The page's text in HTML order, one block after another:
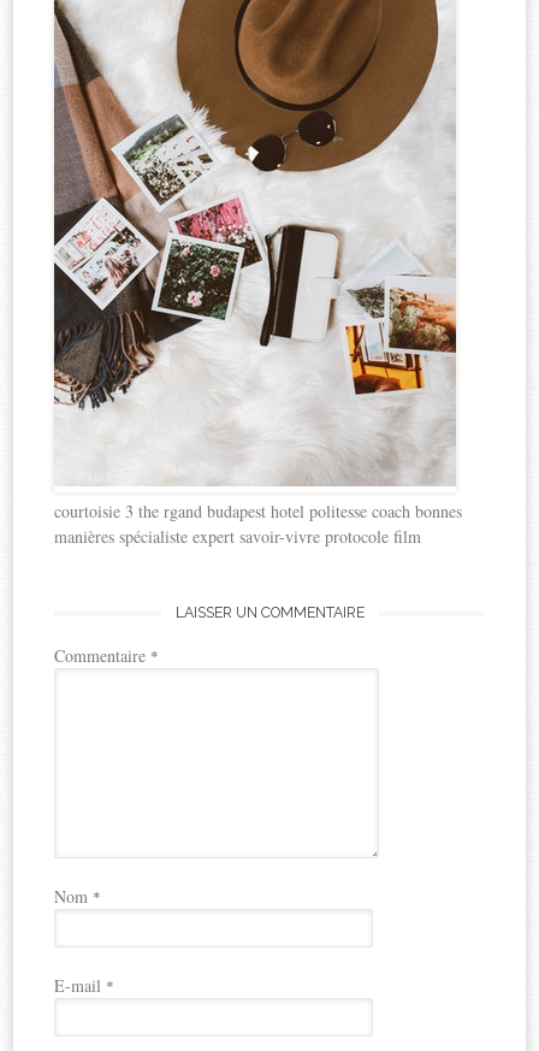
courtoisie 3 the rgand budapest hotel politesse coach bonnes
manières spécialiste expert savoir-vivre protocole film
LAISSER UN COMMENTAIRE
Commentaire *
Nom *
E-mail *